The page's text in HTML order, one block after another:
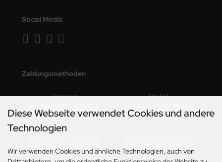
Social Media
Zahlungsmethoden
Vorkasse PayPal
Kreditkarte
Diese Webseite verwendet Cookies und andere
Technologien
Wir verwenden Cookies und ähnliche Technologien, auch von